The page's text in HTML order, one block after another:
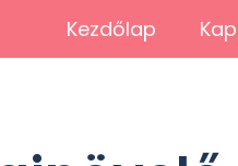
Kezdőlap